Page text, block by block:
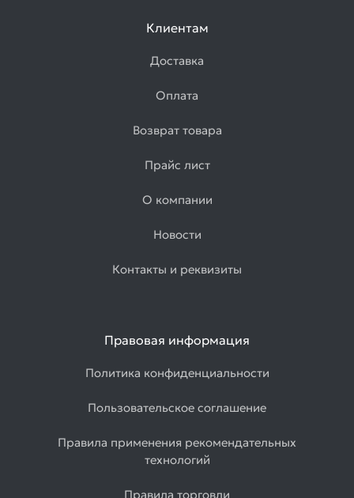
Клиентам
Доставка
Оплата
Возврат товара
Прайс лист
О компании
Новости
Контакты и реквизиты
Правовая информация
Политика конфиденциальности
Пользовательское соглашение
Правила применения рекомендательных
технологий
Правила торговли